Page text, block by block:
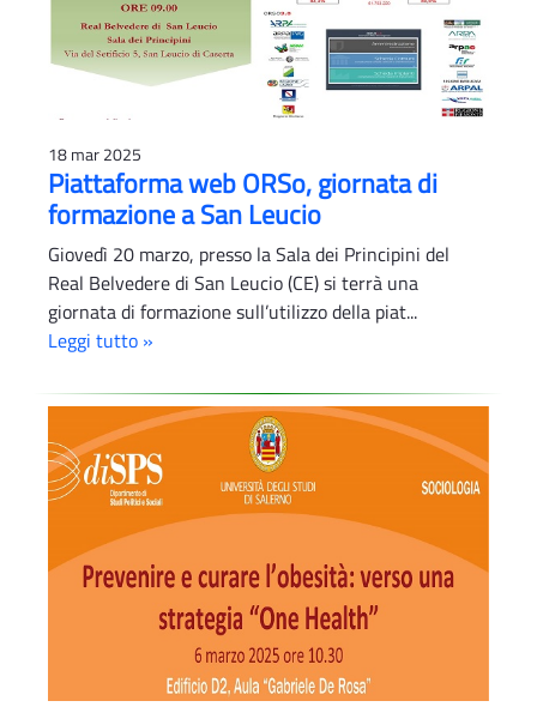
18 mar 2025
Piattaforma web ORSo, giornata di
formazione a San Leucio
Giovedì 20 marzo, presso la Sala dei Principini del
Real Belvedere di San Leucio (CE) si terrà una
giornata di formazione sull’utilizzo della piat...
Leggi tutto »